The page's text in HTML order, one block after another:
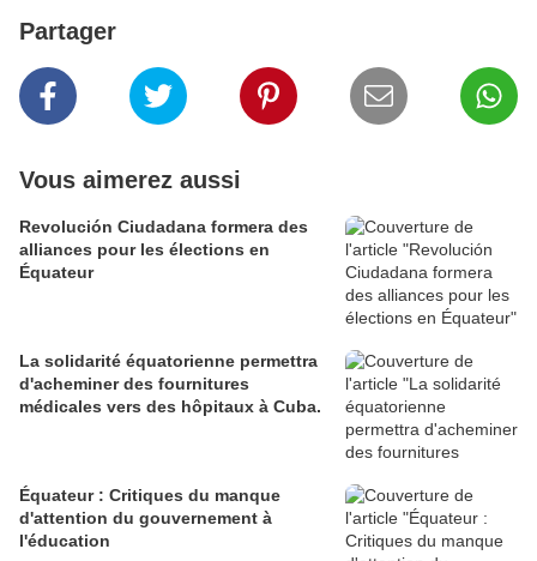
Partager
Vous aimerez aussi
Revolución Ciudadana formera des
alliances pour les élections en
Équateur
La solidarité équatorienne permettra
d'acheminer des fournitures
médicales vers des hôpitaux à Cuba.
Équateur : Critiques du manque
d'attention du gouvernement à
l'éducation